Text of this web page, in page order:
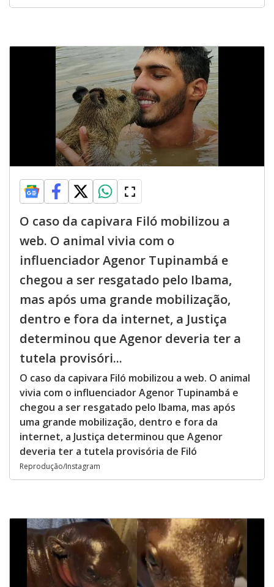
O caso da capivara Filó mobilizou a
web. O animal vivia com o
influenciador Agenor Tupinambá e
chegou a ser resgatado pelo Ibama,
mas após uma grande mobilização,
dentro e fora da internet, a Justiça
determinou que Agenor deveria ter a
tutela provisóri...
O caso da capivara Filó mobilizou a web. O animal
vivia com o influenciador Agenor Tupinambá e
chegou a ser resgatado pelo Ibama, mas após
uma grande mobilização, dentro e fora da
internet, a Justiça determinou que Agenor
deveria ter a tutela provisória de Filó
Reprodução/Instagram